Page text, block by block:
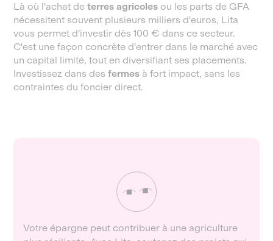
Là où l'achat deterres agricoles ou les parts de GFA
nécessitent souvent plusieurs milliers d'euros, Lita
vous permet d'investir dès 100 € dans ce secteur.
C'est une façon concrète d'entrer dans le marché avec
un capital limité, tout en diversifiant ses placements.
Investissez dans desfermes à fort impact, sans les
contraintes du foncier direct.
Votre épargne peut contribuer à une agriculture